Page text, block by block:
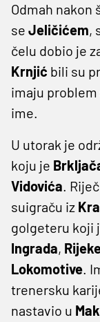
Odmah nakon
se Jeličićem,
čelu dobio je
Krnjić bili su
imaju problem
ime.
U utorak je
koju je
Vidovića.
suigraču iz
golgeteru koji
Ingrada,
Lokomotive.
trenersku
nastavio u